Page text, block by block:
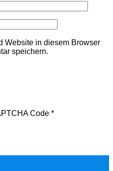
Website in diesem Browser
speichern.
Code *